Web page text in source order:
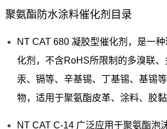
聚氨酯防水涂料催化剂目录
NT CAT 680 凝胶型催化剂，是一
化剂，不含RoHS所限制的多溴联、
汞、镉等、辛基锡、丁基锡、基锡
物，适用于聚氨酯皮革、涂料、胶黏
NT CAT C-14 广泛应用于聚氨酯泡